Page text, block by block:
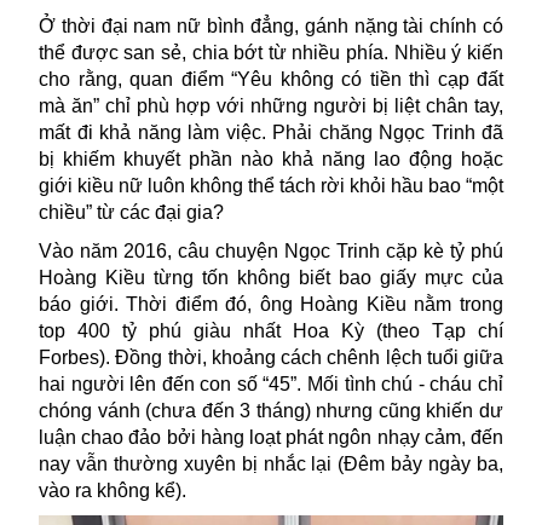
Ở thời đại nam nữ bình đẳng, gánh nặng tài chính có
thể được san sẻ, chia bớt từ nhiều phía. Nhiều ý kiến
cho rằng, quan điểm “Yêu không có tiền thì cạp đất
mà ăn” chỉ phù hợp với những người bị liệt chân tay,
mất đi khả năng làm việc. Phải chăng Ngọc Trinh đã
bị khiếm khuyết phần nào khả năng lao động hoặc
giới kiều nữ luôn không thể tách rời khỏi hầu bao “một
chiều” từ các đại gia?
Vào năm 2016, câu chuyện Ngọc Trinh cặp kè tỷ phú
Hoàng Kiều từng tốn không biết bao giấy mực của
báo giới. Thời điểm đó, ông Hoàng Kiều nằm trong
top 400 tỷ phú giàu nhất Hoa Kỳ (theo Tạp chí
Forbes). Đồng thời, khoảng cách chênh lệch tuổi giữa
hai người lên đến con số “45”. Mối tình chú - cháu chỉ
chóng vánh (chưa đến 3 tháng) nhưng cũng khiến dư
luận chao đảo bởi hàng loạt phát ngôn nhạy cảm, đến
nay vẫn thường xuyên bị nhắc lại (Đêm bảy ngày ba,
vào ra không kể).